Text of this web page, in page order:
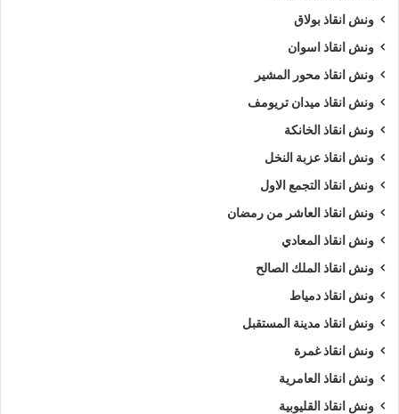
ونش انقاذ بولاق
ونش انقاذ اسوان
ونش انقاذ محور المشير
ونش انقاذ ميدان تريومف
ونش انقاذ الخانكة
ونش انقاذ عزبة النخل
ونش انقاذ التجمع الاول
ونش انقاذ العاشر من رمضان
ونش انقاذ المعادي
ونش انقاذ الملك الصالح
ونش انقاذ دمياط
ونش انقاذ مدينة المستقبل
ونش انقاذ غمرة
ونش انقاذ العامرية
ونش انقاذ القليوبية